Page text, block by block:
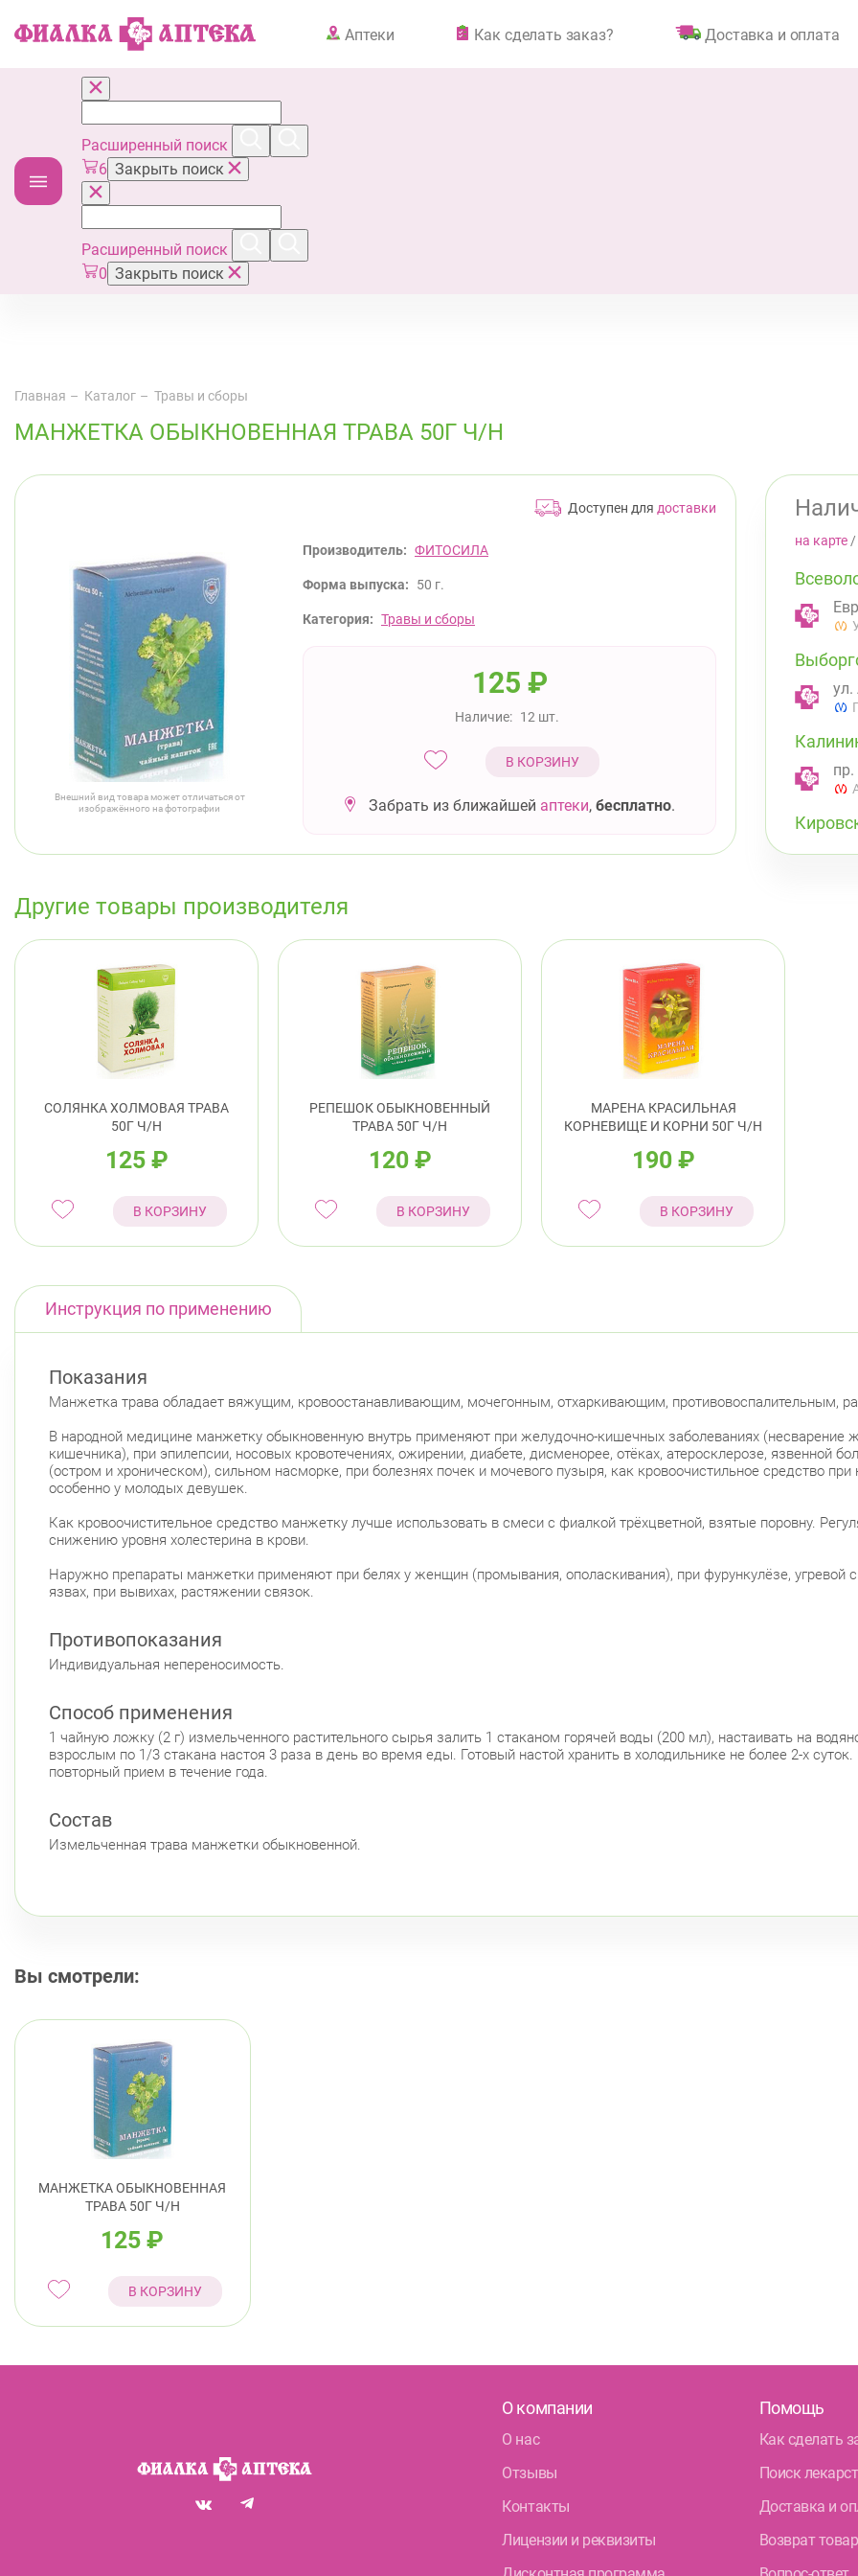
Аптеки Как сделать заказ? Доставка и оплата
Расширенный поиск
6 Закрыть поиск
Расширенный поиск
0 Закрыть поиск
Главная Каталог Травы и сборы
МАНЖЕТКА ОБЫКНОВЕННАЯ ТРАВА 50Г Ч/Н
Доступен для доставки
Внешний вид товара может отличаться от
изображённого на фотографии
Производитель: ФИТОСИЛА
Форма выпуска: 50 г.
Категория: Травы и сборы
125 ₽
Наличие: 12 шт.
В КОРЗИНУ
Забрать из ближайшей аптеки, бесплатно.
на карте /
ул.
пр.
Другие товары производителя
СОЛЯНКА ХОЛМОВАЯ ТРАВА
50Г Ч/Н
125 ₽
В КОРЗИНУ
РЕПЕШОК ОБЫКНОВЕННЫЙ
ТРАВА 50Г Ч/Н
120 ₽
В КОРЗИНУ
МАРЕНА КРАСИЛЬНАЯ
КОРНЕВИЩЕ И КОРНИ 50Г Ч/Н
190 ₽
В КОРЗИНУ
Инструкция по применению
Показания
Манжетка трава обладает вяжущим, кровоостанавливающим, мочегонным, отхаркивающим, противовоспалительным,
В народной медицине манжетку обыкновенную внутрь применяют при желудочно-кишечных заболеваниях (несварение
кишечника), при эпилепсии, носовых кровотечениях, ожирении, диабете, дисменорее, отёках, атеросклерозе, язвенной
(остром и хроническом), сильном насморке, при болезнях почек и мочевого пузыря, как кровоочистильное средство
особенно у молодых девушек.
Как кровоочистительное средство манжетку лучше использовать в смеси с фиалкой трёхцветной, взятые поровну.
снижению уровня холестерина в крови.
Наружно препараты манжетки применяют при белях у женщин (промывания, ополаскивания), при фурункулёзе, угревой
язвах, при вывихах, растяжении связок.
Противопоказания
Индивидуальная непереносимость.
Способ применения
1 чайную ложку (2 г) измельченного растительного сырья залить 1 стаканом горячей воды (200 мл), настаивать на
взрослым по 1/3 стакана настоя 3 раза в день во время еды. Готовый настой хранить в холодильнике не более 2-х
повторный прием в течение года.
Состав
Измельченная трава манжетки обыкновенной.
Вы смотрели:
МАНЖЕТКА ОБЫКНОВЕННАЯ
ТРАВА 50Г Ч/Н
125₽
В КОРЗИНУ
О компании
О нас
Отзывы
Контакты
Лицензии и реквизиты
Помощь
Как сделать
Поиск
Доставка и
Возврат